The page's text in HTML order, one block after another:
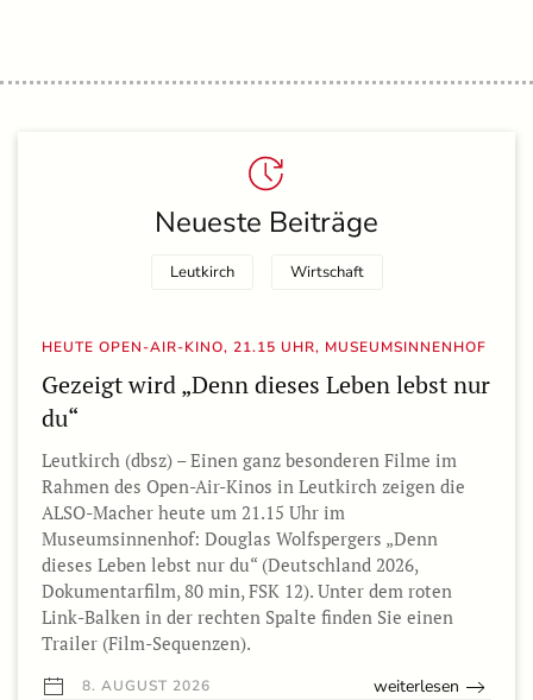
Neueste Beiträge
Leutkirch Wirtschaft
HEUTE OPEN-AIR-KINO, 21.15 UHR, MUSEUMSINNENHOF
Gezeigt wird „Denn dieses Leben lebst nur
du“
Leutkirch (dbsz) – Einen ganz besonderen Filme im
Rahmen des Open-Air-Kinos in Leutkirch zeigen die
ALSO-Macher heute um 21.15 Uhr im
Museumsinnenhof: Douglas Wolfspergers „Denn
dieses Leben lebst nur du“ (Deutschland 2026,
Dokumentarfilm, 80 min, FSK 12). Unter dem roten
Link-Balken in der rechten Spalte finden Sie einen
Trailer (Film-Sequenzen).
8. AUGUST 2026 weiterlesen